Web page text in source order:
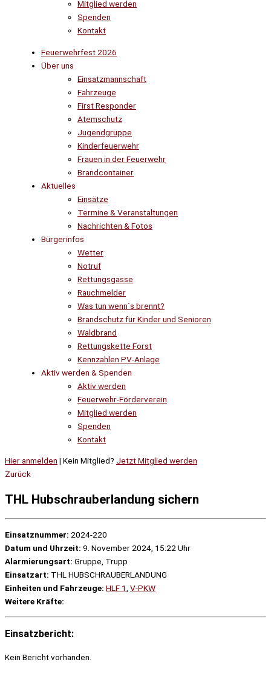
Mitglied werden
Spenden
Kontakt
Feuerwehrfest 2026
Über uns
Einsatzmannschaft
Fahrzeuge
First Responder
Atemschutz
Jugendgruppe
Kinderfeuerwehr
Frauen in der Feuerwehr
Brandcontainer
Aktuelles
Einsätze
Termine & Veranstaltungen
Nachrichten & Fotos
Bürgerinfos
Wetter
Notruf
Rettungsgasse
Rauchmelder
Was tun wenn´s brennt?
Brandschutz für Kinder und Senioren
Waldbrand
Rettungskette Forst
Kennzahlen PV-Anlage
Aktiv werden & Spenden
Aktiv werden
Feuerwehr-Förderverein
Mitglied werden
Spenden
Kontakt
Hier anmelden | Kein Mitglied? Jetzt Mitglied werden
Zurück
THL Hubschrauberlandung sichern
Einsatznummer: 2024-220
Datum und Uhrzeit: 9. November 2024, 15:22 Uhr
Alarmierungsart: Gruppe, Trupp
Einsatzart: THL HUBSCHRAUBERLANDUNG
Einheiten und Fahrzeuge: HLF 1 V-PKW
Weitere Kräfte:
Einsatzbericht:
Kein Bericht vorhanden.